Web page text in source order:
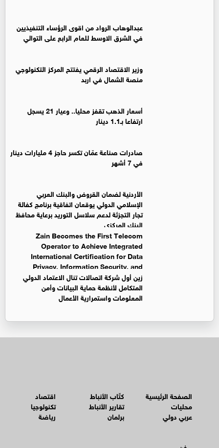
عبدالوهاب الرواد من اقوى الرؤساء التنفيذيين
في الشرق الاوسط للعام الرابع على التوالي
وزير الاقتصاد الرقمي يفتتح المركز التكنولوجي
منصة الشمال في اربد
أسعار الذهب تقفز محليا.. وعيار 21 يسجل
ارتفاعا بـ1.1 دينار
صادرات صناعة عمّان تكسر حاجز 4 مليارات دينار
في 7 أشهر
الأردنية لضمان القروض والبنك العربي
الإسلامي الدولي يوقعان اتفاقية برنامج كفالة
تجار التجزئة لدعم سلاسل التوريد برعاية محافظ
البنك المركزي
Zain Becomes the First Telecom
Operator to Achieve Integrated
International Certification for Data
Privacy, Information Security, and
Business Continuity Management Systems
زين أول شركة اتصالات تنال الاعتماد الدولي
المتكامل لأنظمة حماية البيانات وأمن
المعلومات واستمرارية الأعمال
الصفحة الرئيسية
محليات
عربي دولي
كتّاب الأنباط
تقارير الأنباط
برلمان
اقتصاد
تكنولوجيا
رياضة